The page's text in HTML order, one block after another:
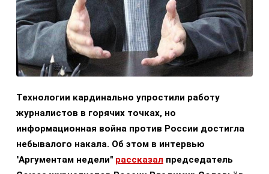
Технологии кардинально упростили работу
журналистов в горячих точках, но
информационная война против России достигла
небывалого накала. Об этом в интервью
"Аргументам недели" рассказал председатель